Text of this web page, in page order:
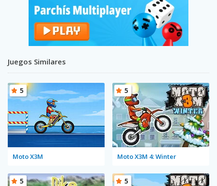
Juegos Similares
Moto X3M
5
Moto X3M 4: Winter
5
5 5